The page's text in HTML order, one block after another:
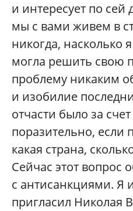
и интересует по сей
мы с вами живем в
никогда, насколько
могла решить свою
проблему никаким
и изобилие
отчасти было за
поразительно, если
какая страна,
Сейчас этот вопрос
с антисанкциями. Я
пригласил Николая